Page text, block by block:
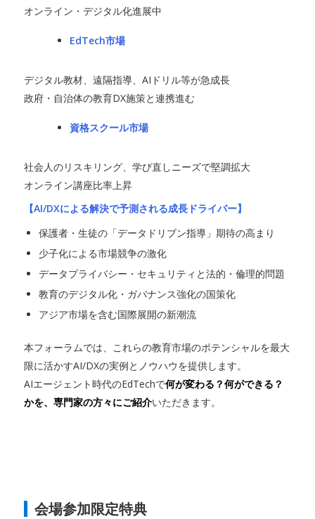
オンライン・デジタル化進展中
EdTech市場
デジタル教材、遠隔指導、AIドリル等が急成長
政府・自治体の教育DX施策と連携進む
資格スクール市場
社会人のリスキリング、学び直しニーズで堅調拡大
オンライン講座比率上昇
【AI/DXによる解決で予測される成長ドライバー】
保護者・生徒の「データドリブン指導」期待の高まり
少子化による市場競争の激化
データプライバシー・セキュリティと法的・倫理的問題
教育のデジタル化・ガバナンス強化の国策化
アジア市場を含む国際展開の新潮流
本フォーラムでは、これらの教育市場のポテンシャルを最大
限に活かすAI/DXの実例とノウハウを提供します。
AIエージェント時代のEdTechで何が変わる？何ができる？
かを、専門家の方々にご紹介いただきます。
会場参加限定特典